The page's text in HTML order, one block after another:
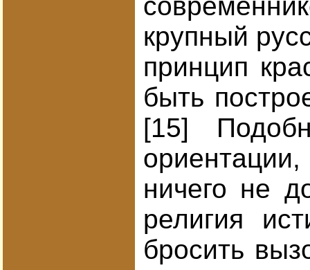
крупный
принцип
быть
[15]
ничего не
религия
бросить